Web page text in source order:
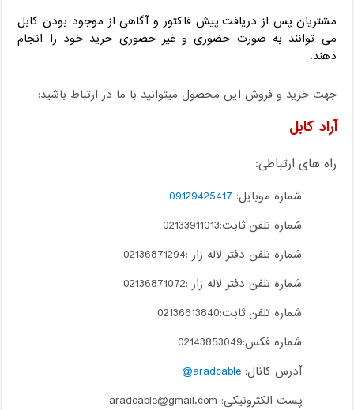
مشتریان پس از دریافت پیش فاکتور و آگاهی از موجود بودن کابل
می توانند به صورت حضوری و غیر حضوری خرید خود را انجام
دهند.
جهت خرید و فروش این محصول میتوانید با ما در ارتباط باشید:
آراد کابل
راه های ارتباطی:
شماره موبایل: 09129425417
شماره تلفن ثابت:02133911013
شماره تلفن دفتر لاله زار :02136871294
شماره تلفن دفتر لاله زار :02136871072
شماره تلفن ثابت:02136613840
شماره فکس:02143853049
آدرس کانال:aradcable@
پست الکترونیکی: aradcable@gmail.com